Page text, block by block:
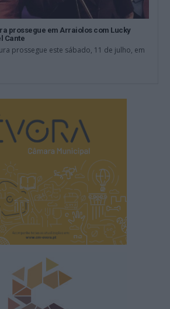
prossegue em Arraiolos com Lucky
Cante
prossegue este sábado, 11 de julho, em